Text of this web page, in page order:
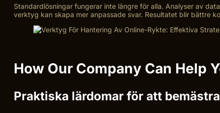
Standardlösningar fungerar inte längre för alla. Analyser av
verktyg kan skapa mer anpassade svar. Resultatet blir bättre
How Our Company Can Help
Praktiska lärdomar för att